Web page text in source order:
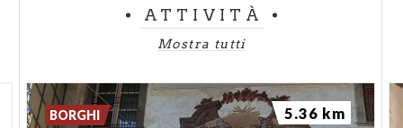
ATTIVITÀ
Mostra tutti
BORGHI 5.36 km